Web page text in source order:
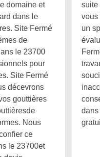
domaine et
dans le
Site Fermé
de
le 23700
pour
Site Fermé
décevrons
gouttières
Nous
ce
le 23700et
suite
vous
un
dans